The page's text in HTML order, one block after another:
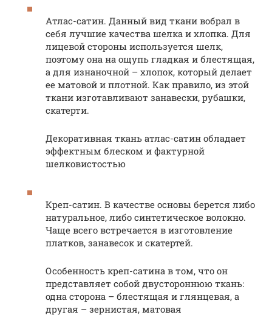
Атлас-сатин. Данный вид ткани вобрал в
себя лучшие качества шелка и хлопка. Для
лицевой стороны используется шелк,
поэтому она на ощупь гладкая и блестящая,
а для изнаночной – хлопок, который делает
ее матовой и плотной. Как правило, из этой
ткани изготавливают занавески, рубашки,
скатерти.
Декоративная ткань атлас-сатин обладает
эффектным блеском и фактурной
шелковистостью
Креп-сатин. В качестве основы берется либо
натуральное, либо синтетическое волокно.
Чаще всего встречается в изготовление
платков, занавесок и скатертей.
Особенность креп-сатина в том, что он
представляет собой двустороннюю ткань:
одна сторона – блестящая и глянцевая, а
другая – зернистая, матовая